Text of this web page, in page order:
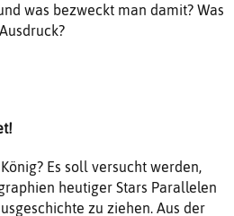
was bezweckt man damit? Was
Es soll versucht werden,
heutiger Stars Parallelen
zu ziehen. Aus der